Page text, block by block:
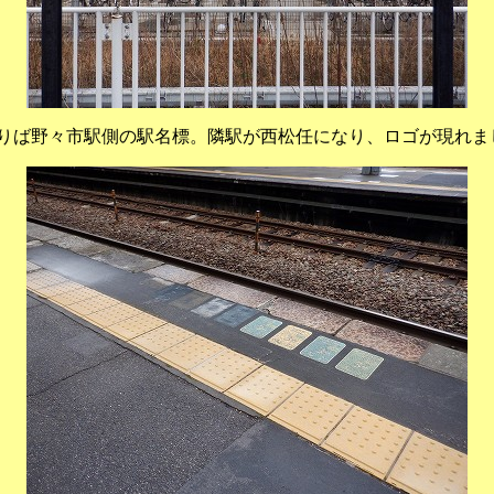
ば野々市駅側の駅名標。隣駅が西松任になり、ロゴが現れま